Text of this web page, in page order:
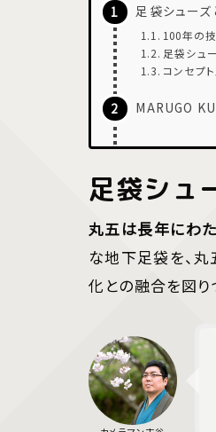
足袋シューズ
100年の
足袋シュ
コンセプ
MARUGO
足袋シュ
丸五は長年にわ
な地下足袋を、
化との融合を図り